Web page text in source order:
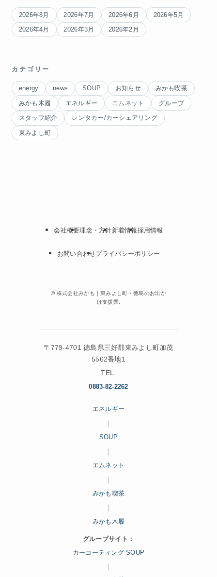
2026年8月 2026年7月 2026年6月 2026年5月
2026年4月 2026年3月 2026年2月
カテゴリー
energy news SOUP お知らせ みかも喫茶
みかも木履 エネルギー エムネット グループ
スタッフ紹介 レンタカー/カーシェアリング
東みよし町
会社概要理念・方針新着情報採用情報
お問い合わせプライバシーポリシー
© 株式会社みかも｜東みよし町・徳島のお出か
け支援業.
〒779-4701 徳島県三好郡東みよし町加茂
5562番地1
TEL:
0883-82-2262
エネルギー
SOUP
エムネット
みかも喫茶
みかも木履
グループサイト：
カーコーティング SOUP